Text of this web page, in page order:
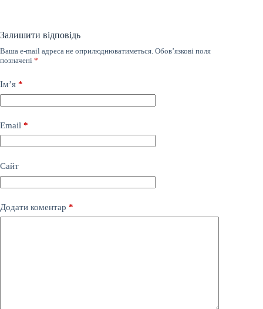
Залишити відповідь
Ваша e-mail адреса не оприлюднюватиметься. Обов’язкові поля
позначені *
Ім’я *
Email *
Сайт
Додати коментар *